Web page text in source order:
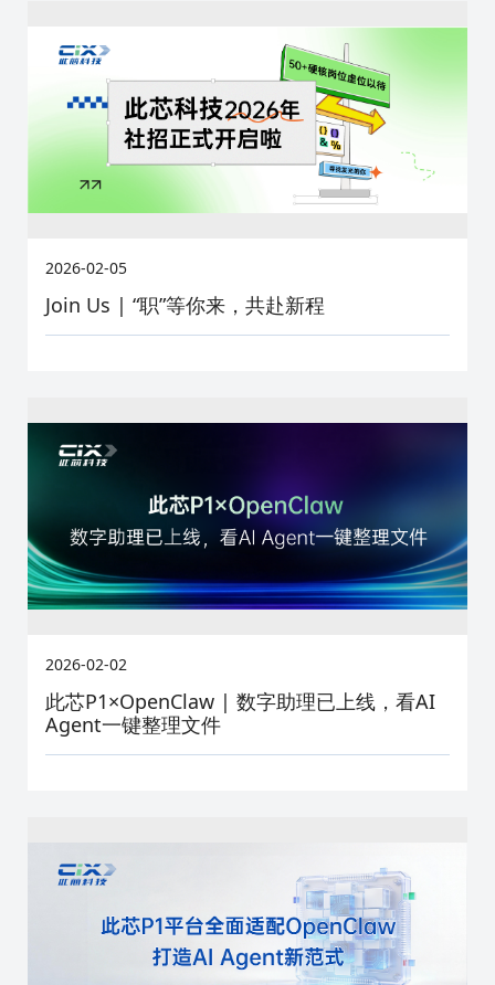
2026-02-05
Join Us | “职”等你来，共赴新程
2026-02-02
此芯P1×OpenClaw | 数字助理已上线，看AI
Agent一键整理文件